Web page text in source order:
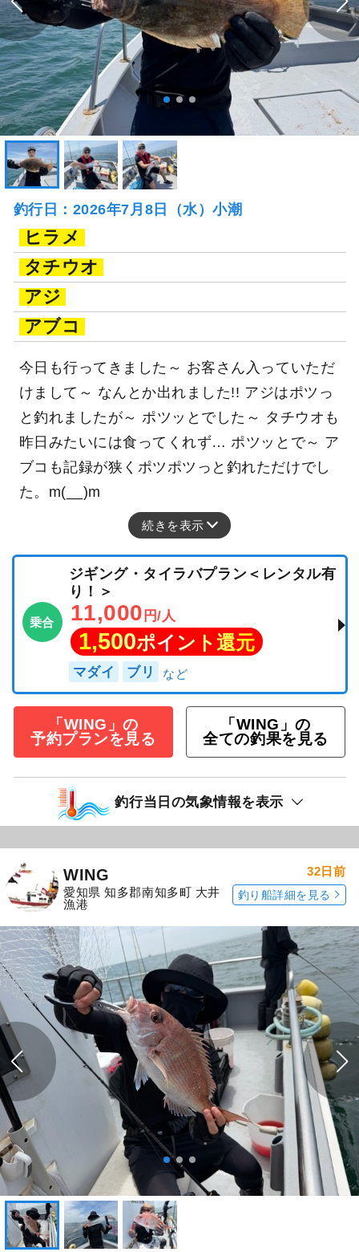
釣行日：2026年7月8日（水）小潮
ヒラメ
タチウオ
アジ
アブコ
今日も行ってきました～ お客さん入っていただ
けまして～ なんとか出れました!! アジはポツっ
と釣れましたが～ ポツッとでした～ タチウオも
昨日みたいには食ってくれず… ポツッとで～ ア
ブコも記録が狭くポツポツっと釣れただけでし
た。m(__)m
続きを表示
乗合
ジギング・タイラバプラン＜レンタル有
り！＞
11,000 円/人
1,500ポイント還元
マダイ ブリ
「WING」の
予約プランを見る
「WING」の
全ての釣果を見る
釣行当日の気象情報を表示
WING
愛知県 知多郡南知多町 大井
漁港
32日前
釣り船詳細を見る